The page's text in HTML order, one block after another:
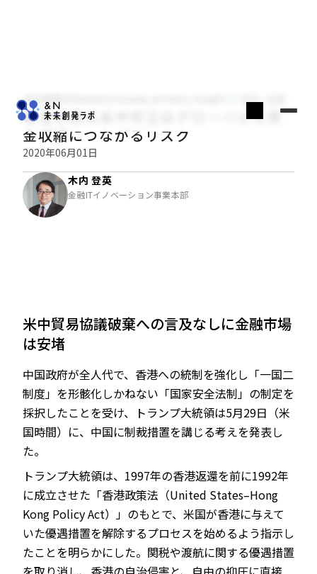
JP EN
木内登英のGlobal Economy & Policy Insight
香港を巡る米中対立はグローバルな資
金収縮につながるリスク
2020年06月01日
木内 登英
金融ITイノベーション事業本部
米中貿易協議破棄への言及なしに金融市場
は安堵
中国政府が全人代で、香港への統制を強化し「一国二
制度」を形骸化しかねない「国家安全法制」の制定を
採択したことを受け、トランプ大統領は5月29日（米
国時間）に、中国に制裁措置を講じる考えを発表し
た。
トランプ大統領は、1997年の香港返還を前に1992年
に成立させた「香港政策法（United States–Hong
Kong Policy Act）」のもとで、米国が香港に与えて
いた優遇措置を解除するプロセスを始めるよう指示し
たことを明らかにした。関税や渡航に関する優遇措置